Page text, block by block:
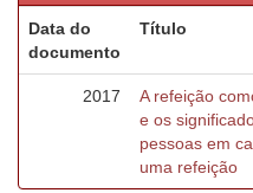
Data do
documento
Título
2017
A refeição
e os
pessoas em
uma refeição